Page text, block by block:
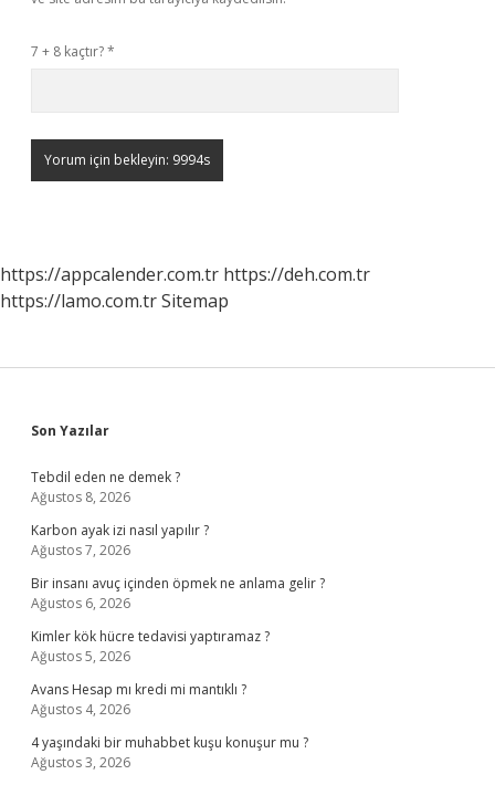
7 + 8 kaçtır?*
https://appcalender.com.tr https://deh.com.tr
https://lamo.com.trSitemap
Sidebar
Son Yazılar
Tebdil eden ne demek ?
Ağustos 8, 2026
Karbon ayak izi nasıl yapılır ?
Ağustos 7, 2026
Bir insanı avuç içinden öpmek ne anlama gelir ?
Ağustos 6, 2026
Kimler kök hücre tedavisi yaptıramaz ?
Ağustos 5, 2026
Avans Hesap mı kredi mi mantıklı ?
Ağustos 4, 2026
4 yaşındaki bir muhabbet kuşu konuşur mu ?
Ağustos 3, 2026